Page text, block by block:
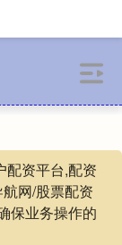
配资平台,配资
网/股票配资
保业务操作的